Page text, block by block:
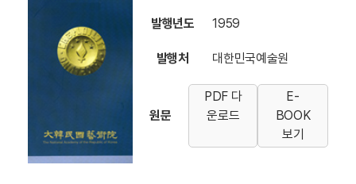
발행년도 1959
발행처 대한민국예술원
원문
PDF 다
운로드
E-
BOOK
보기